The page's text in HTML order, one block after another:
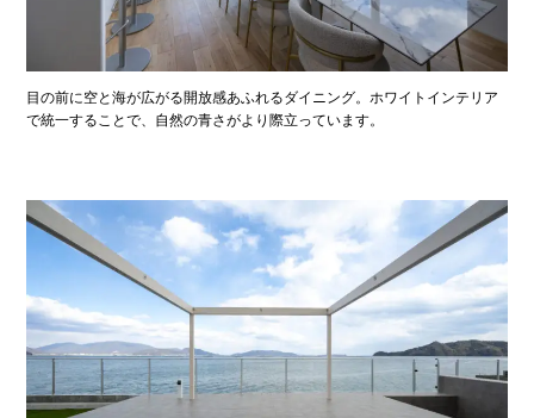
目の前に空と海が広がる開放感あふれるダイニング。ホワイトインテリア
で統一することで、自然の青さがより際立っています。